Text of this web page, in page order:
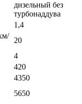
дизельный без
турбонаддува
1,4
20
4
420
4350
5650